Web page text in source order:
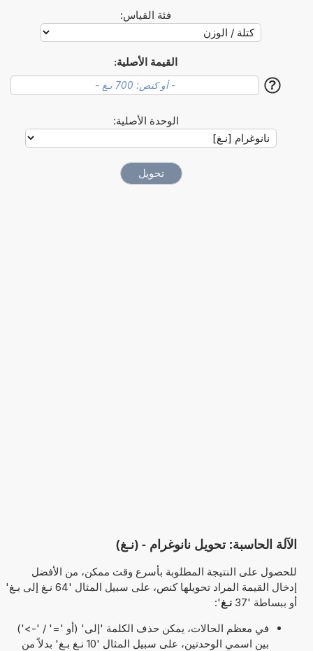
فئة القياس:
القيمة الأصلية:
?
الوحدة الأصلية:
الآلة الحاسبة: تحويل نانوغرام - (نـغ)
للحصول على النتيجة المطلوبة بأسرع وقت ممكن، من الأفضل
إدخال القيمة المراد تحويلها كنص، على سبيل المثال '64 نـغ إلى بـغ'
أو ببساطة '37
نـغ':
في معظم الحالات، يمكن حذف الكلمة 'إلى' (أو '=' / '->')
بين اسمي الوحدتين، على سبيل المثال '10 نـغ بـغ' بدلاً من